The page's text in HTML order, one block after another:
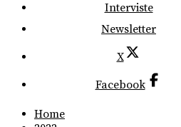
Interviste
Newsletter
X
Facebook
Home